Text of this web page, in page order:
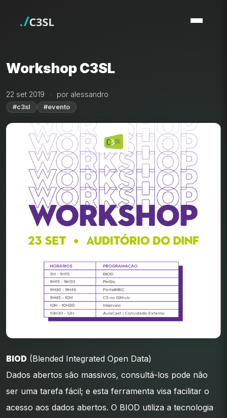
Workshop C3SL
22 set 2019 por alessandro
#c3sl #evento
BIOD (Blended Integrated Open Data)
Dados abertos são massivos, consultá-los pode não
ser uma tarefa fácil; e esta ferramenta visa facilitar o
acesso aos dados abertos. O BIOD utiliza a tecnologia